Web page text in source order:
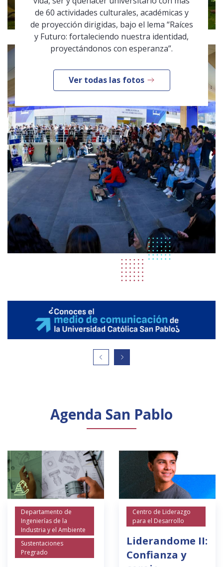
de 60 actividades culturales, académicas y
de proyección dirigidas, bajo el lema “Raíces
y Futuro: fortaleciendo nuestra identidad,
proyectándonos con esperanza”.
Ver todas las fotos
Agenda San Pablo
Departamento de
Ingenierías de la
Industria y el Ambiente
Sustentaciones
Pregrado
Centro de Liderazgo
para el Desarrollo
Liderandome II:
Confianza y